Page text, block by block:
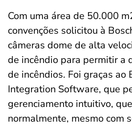
Com uma área de 50.000
convenções solicitou à
câmeras dome de alta
de incêndio para permitir a
de incêndios. Foi graças ao
Integration Software, que
gerenciamento intuitivo,
normalmente, mesmo com